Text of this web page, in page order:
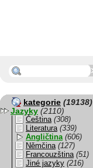
kategorie (19138)
Jazyky (2110)
Čeština (308)
Literatura (339)
Angličtina (606)
Němčina (127)
Francouzština (51)
Jiné jazyky (216)